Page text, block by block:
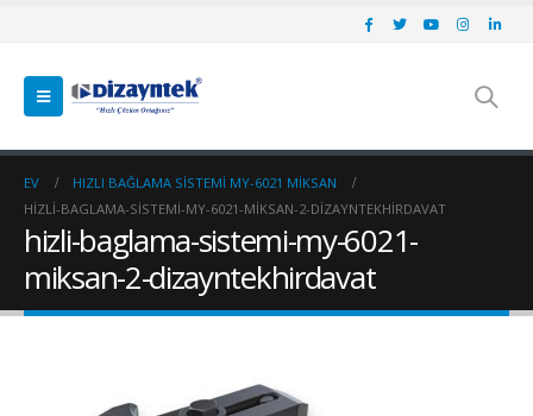
EV
HIZLI BAĞLAMA SISTEMI MY-6021 MİKSAN
HIZLI-BAGLAMA-SISTEMI-MY-6021-MIKSAN-2-DIZAYNTEKHIRDAVAT
hizli-baglama-sistemi-my-6021-
miksan-2-dizayntekhirdavat